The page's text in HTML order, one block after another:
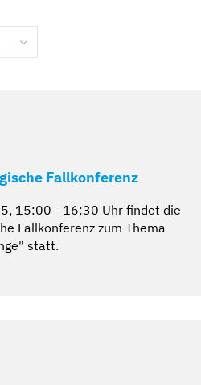
Fallkonferenz
15:00 - 16:30 Uhr findet die
Fallkonferenz zum Thema
statt.